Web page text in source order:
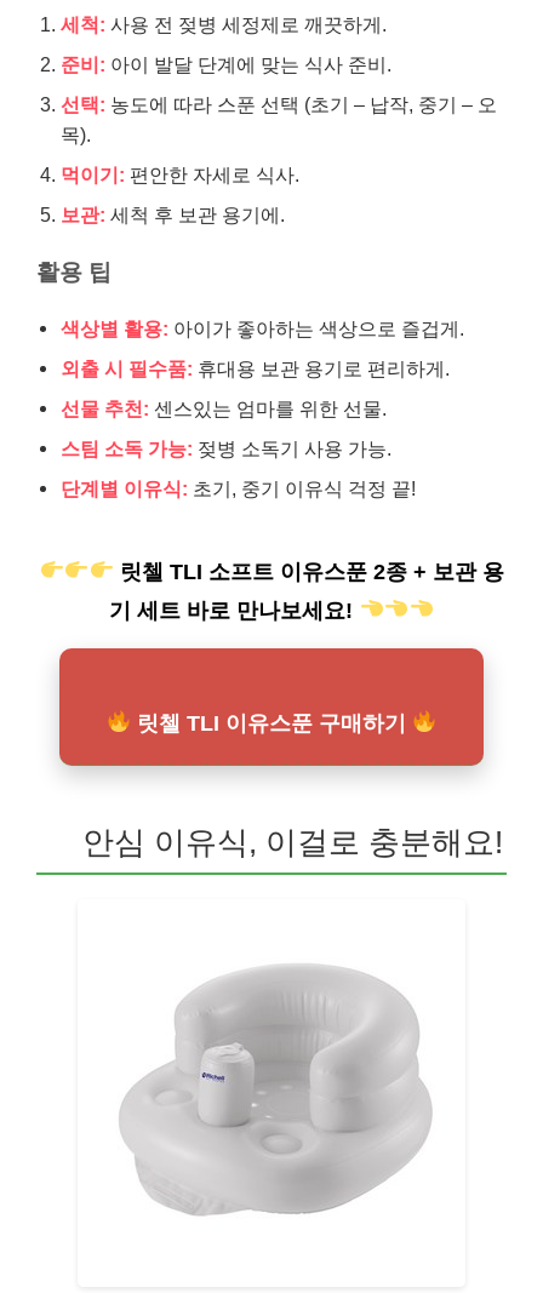
세척: 사용 전 젖병 세정제로 깨끗하게.
준비: 아이 발달 단계에 맞는 식사 준비.
선택: 농도에 따라 스푼 선택 (초기 – 납작, 중기 – 오
목).
먹이기: 편안한 자세로 식사.
보관: 세척 후 보관 용기에.
활용 팁
색상별 활용: 아이가 좋아하는 색상으로 즐겁게.
외출 시 필수품: 휴대용 보관 용기로 편리하게.
선물 추천: 센스있는 엄마를 위한 선물.
스팀 소독 가능: 젖병 소독기 사용 가능.
단계별 이유식: 초기, 중기 이유식 걱정 끝!
릿첼 TLI 소프트 이유스푼 2종 + 보관 용
기 세트 바로 만나보세요!
릿첼 TLI 이유스푼 구매하기
안심 이유식, 이걸로 충분해요!